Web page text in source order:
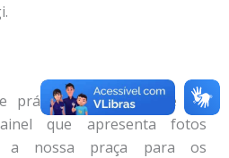
prática, o relógio que faz
que apresenta fotos
a nossa praça para os